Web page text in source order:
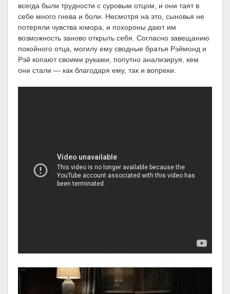
всегда были трудности с суровым отцом, и они таят в
себе много гнева и боли. Несмотря на это, сыновья не
потеряли чувства юмора, и похороны дают им
возможность заново открыть себя. Согласно завещанию
покойного отца, могилу ему сводные братья Рэймонд и
Рэй копают своими руками, попутно анализируя, кем
они стали — как благодаря ему, так и вопреки.